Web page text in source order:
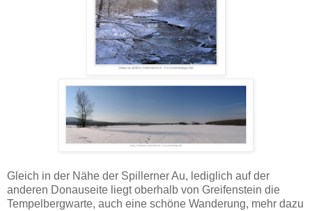
Gleich in der Nähe der Spillerner Au, lediglich auf der
anderen Donauseite liegt oberhalb von Greifenstein die
Tempelbergwarte, auch eine schöne Wanderung, mehr dazu